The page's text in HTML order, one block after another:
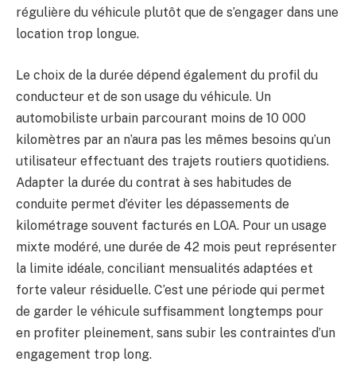
régulière du véhicule plutôt que de s’engager dans une
location trop longue.
Le choix de la durée dépend également du profil du
conducteur et de son usage du véhicule. Un
automobiliste urbain parcourant moins de 10 000
kilomètres par an n’aura pas les mêmes besoins qu’un
utilisateur effectuant des trajets routiers quotidiens.
Adapter la durée du contrat à ses habitudes de
conduite permet d’éviter les dépassements de
kilométrage souvent facturés en LOA. Pour un usage
mixte modéré, une durée de 42 mois peut représenter
la limite idéale, conciliant mensualités adaptées et
forte valeur résiduelle. C’est une période qui permet
de garder le véhicule suffisamment longtemps pour
en profiter pleinement, sans subir les contraintes d’un
engagement trop long.